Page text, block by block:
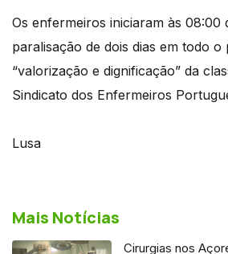
Os enfermeiros iniciaram às 08:00
paralisação de dois dias em todo o
“valorização e dignificação” da
Sindicato dos Enfermeiros
Lusa
Mais Notícias
Cirurgias nos